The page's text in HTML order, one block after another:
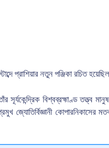
প্রাশিয়ার নতুন পঞ্জিকা রচিত
সূর্যকেন্দ্রিক বিশ্বব্রহ্মাণ্ড তত্ত্ব
জ্যোতির্বিজ্ঞানী কোপারনিকাসের